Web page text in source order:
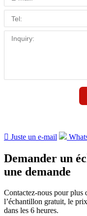
 Juste un e-mail
Demander un
une demande
Contactez-nous pour plus
l’échantillon gratuit, le
dans les 6 heures.